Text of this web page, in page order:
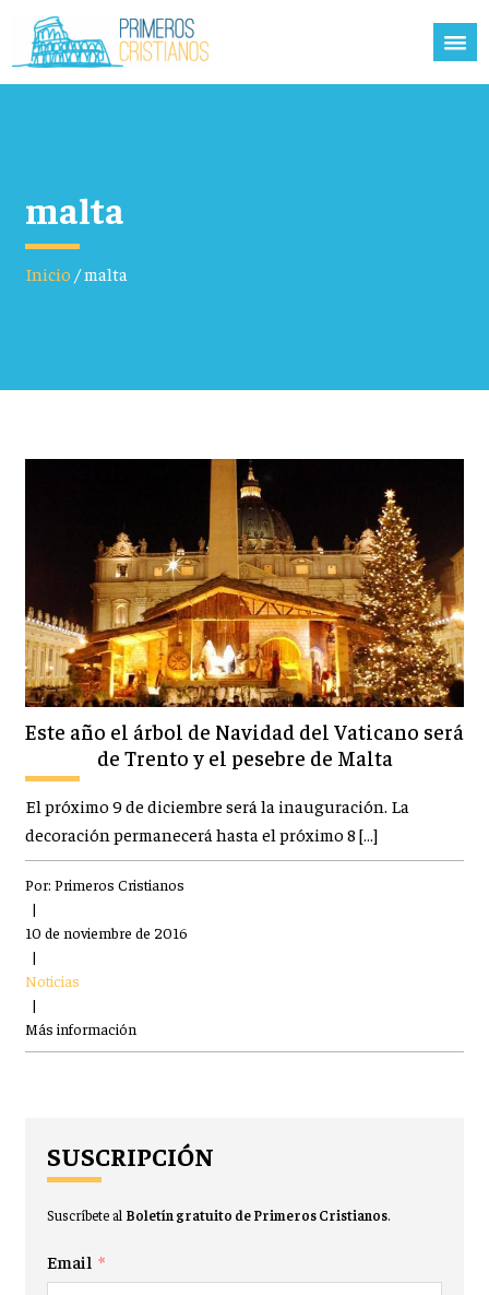
malta
Inicio/malta
Este año el árbol de Navidad del Vaticano será
de Trento y el pesebre de Malta
El próximo 9 de diciembre será la inauguración. La
decoración permanecerá hasta el próximo 8 […]
Por: Primeros Cristianos
|
10 de noviembre de 2016
|
Noticias
|
Más información
SUSCRIPCIÓN
Suscríbete al Boletín gratuito de Primeros Cristianos.
Email